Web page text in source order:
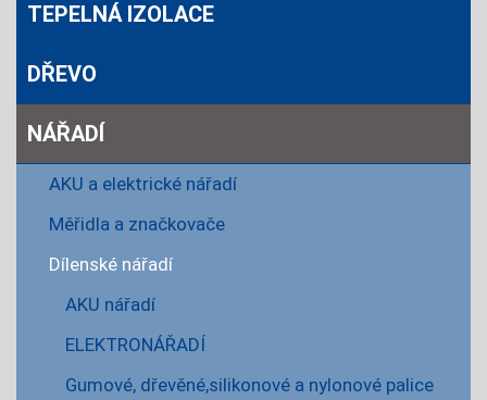
TEPELNÁ IZOLACE
DŘEVO
NÁŘADÍ
AKU a elektrické nářadí
Měřidla a značkovače
Dílenské nářadí
AKU nářadí
ELEKTRONÁŘADÍ
Gumové, dřevěné,silikonové a nylonové palice